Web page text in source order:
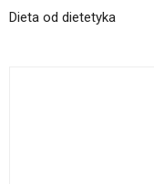
Dieta od dietetyka